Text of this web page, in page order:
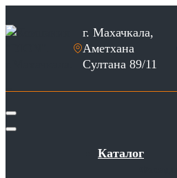
г. Махачкала,
Аметхана
Султана 89/11
Каталог